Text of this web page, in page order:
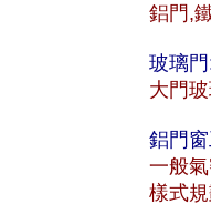
鋁門,
玻璃
大門
鋁門
一般
樣式